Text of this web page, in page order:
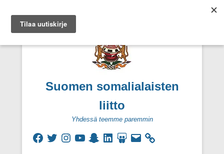
Suomen somalialaisten
liitto
Yhdessä teemme paremmin
FacebookTwitterInstagramYouTubeSnapchatLinkedInSlideShare
Sähköpostiosoite